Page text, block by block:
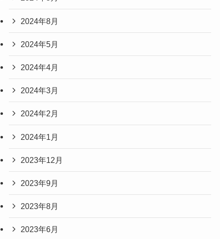
2024年8月
2024年5月
2024年4月
2024年3月
2024年2月
2024年1月
2023年12月
2023年9月
2023年8月
2023年6月